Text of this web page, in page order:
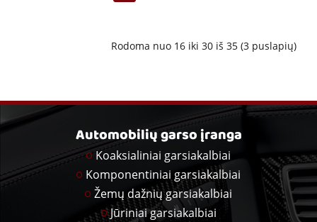
Rodoma nuo 16 iki 30 iš 35 (3 puslapių)
Automobilių garso įranga
Koaksialiniai garsiakalbiai
Komponentiniai garsiakalbiai
Žemų dažnių garsiakalbiai
Jūriniai garsiakalbiai